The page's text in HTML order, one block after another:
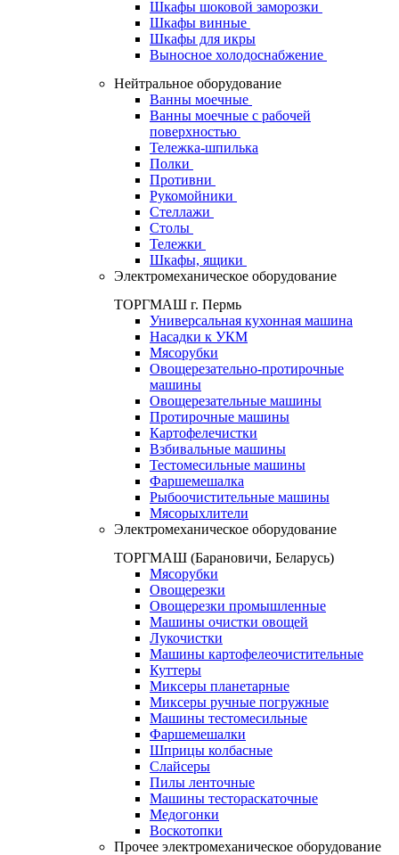
Шкафы шоковой заморозки
Шкафы винные
Шкафы для икры
Выносное холодоснабжение
Нейтральное оборудование
Ванны моечные
Ванны моечные с рабочей
поверхностью
Тележка-шпилька
Полки
Противни
Рукомойники
Стеллажи
Столы
Тележки
Шкафы, ящики
Электромеханическое оборудование
ТОРГМАШ г. Пермь
Универсальная кухонная машина
Насадки к УКМ
Мясорубки
Овощерезательно-протирочные
машины
Овощерезательные машины
Протирочные машины
Картофелечистки
Взбивальные машины
Тестомесильные машины
Фаршемешалка
Рыбоочистительные машины
Мясорыхлители
Электромеханическое оборудование
ТОРГМАШ (Барановичи, Беларусь)
Мясорубки
Овощерезки
Овощерезки промышленные
Машины очистки овощей
Лукочистки
Машины картофелеочистительные
Куттеры
Миксеры планетарные
Миксеры ручные погружные
Машины тестомесильные
Фаршемешалки
Шприцы колбасные
Слайсеры
Пилы ленточные
Машины тестораскаточные
Медогонки
Воскотопки
Прочее электромеханическое оборудование